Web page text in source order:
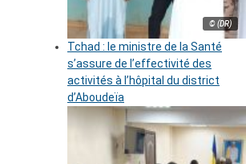
© (DR)
Tchad : le ministre de la Santé
s’assure de l’effectivité des
activités à l’hôpital du district
d’Aboudeïa